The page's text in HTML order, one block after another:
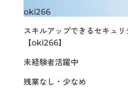
oki266
スキルアップできるセキュ
【oki266】
未経験者活躍中
残業なし・少なめ